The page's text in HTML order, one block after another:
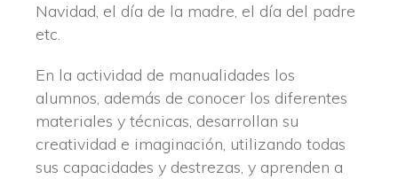
Navidad, el día de la madre, el día del padre
etc.
En la actividad de manualidades los
alumnos, además de conocer los diferentes
materiales y técnicas, desarrollan su
creatividad e imaginación, utilizando todas
sus capacidades y destrezas, y aprenden a